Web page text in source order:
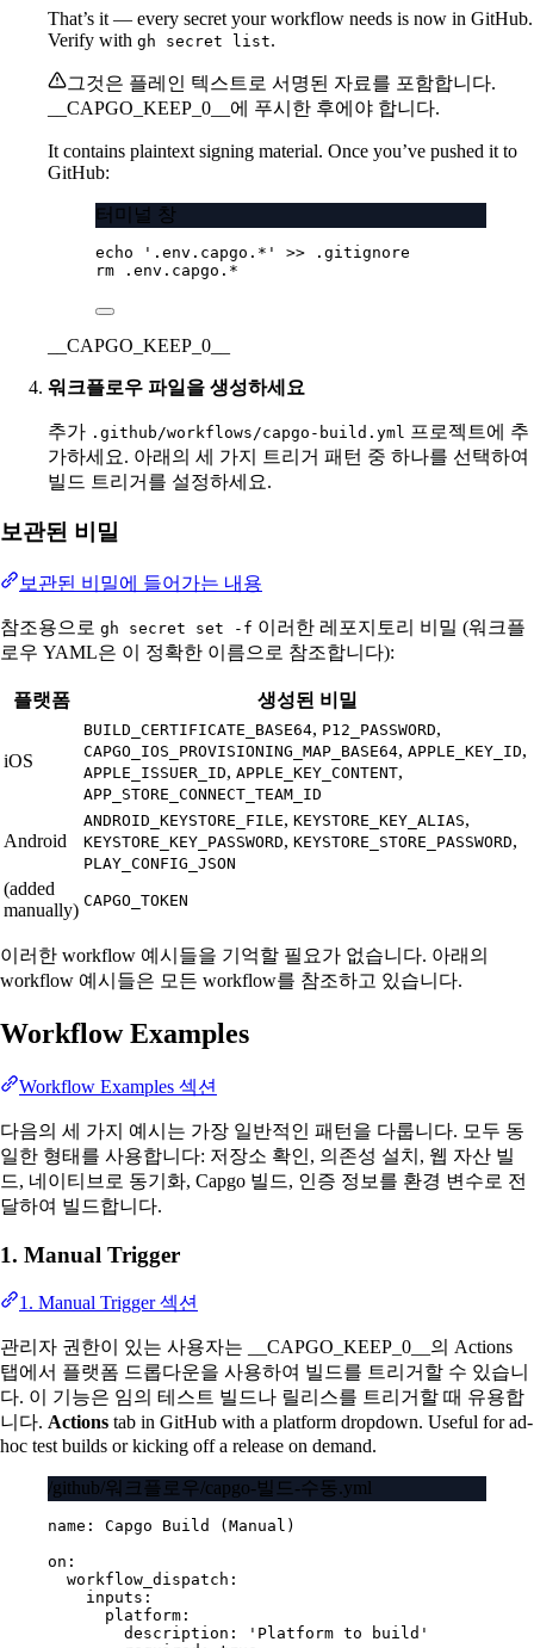
That’s it — every secret your workflow needs is now in GitHub.
Verify with gh secret list.
그것은 플레인 텍스트로 서명된 자료를 포함합니다.
__CAPGO_KEEP_0__에 푸시한 후에야 합니다.
It contains plaintext signing material. Once you’ve pushed it to
GitHub:
터미널 창
echo '.env.capgo.*' >>
.gitignore
rm
.env.capgo. *
__CAPGO_KEEP_0__
워크플로우 파일을 생성하세요
추가 .github/workflows/capgo-build.yml 프로젝트에 추
가하세요. 아래의 세 가지 트리거 패턴 중 하나를 선택하여
빌드 트리거를 설정하세요.
보관된 비밀
보관된 비밀에 들어가는 내용
참조용으로 gh secret set -f 이러한 레포지토리 비밀 (워크플
로우 YAML은 이 정확한 이름으로 참조합니다):
플랫폼 생성된 비밀
iOS
BUILD_CERTIFICATE_BASE64, P12_PASSWORD,
CAPGO_IOS_PROVISIONING_MAP_BASE64, APPLE_KEY_ID,
APPLE_ISSUER_ID, APPLE_KEY_CONTENT,
APP_STORE_CONNECT_TEAM_ID
Android
ANDROID_KEYSTORE_FILE, KEYSTORE_KEY_ALIAS,
KEYSTORE_KEY_PASSWORD, KEYSTORE_STORE_PASSWORD,
PLAY_CONFIG_JSON
(added
manually) CAPGO_TOKEN
이러한 workflow 예시들을 기억할 필요가 없습니다. 아래의
workflow 예시들은 모든 workflow를 참조하고 있습니다.
Workflow Examples
Workflow Examples 섹션
다음의 세 가지 예시는 가장 일반적인 패턴을 다룹니다. 모두 동
일한 형태를 사용합니다: 저장소 확인, 의존성 설치, 웹 자산 빌
드, 네이티브로 동기화, Capgo 빌드, 인증 정보를 환경 변수로 전
달하여 빌드합니다.
1. Manual Trigger
1. Manual Trigger 섹션
관리자 권한이 있는 사용자는 __CAPGO_KEEP_0__의 Actions
탭에서 플랫폼 드롭다운을 사용하여 빌드를 트리거할 수 있습니
다. 이 기능은 임의 테스트 빌드나 릴리스를 트리거할 때 유용합
니다. Actions tab in GitHub with a platform dropdown. Useful for ad-
hoc test builds or kicking off a release on demand.
/github/워크플로우/capgo-빌드-수동.yml
name : Capgo Build (Manual)
on :
workflow_dispatch :
inputs :
platform :
description :
'Platform to build'